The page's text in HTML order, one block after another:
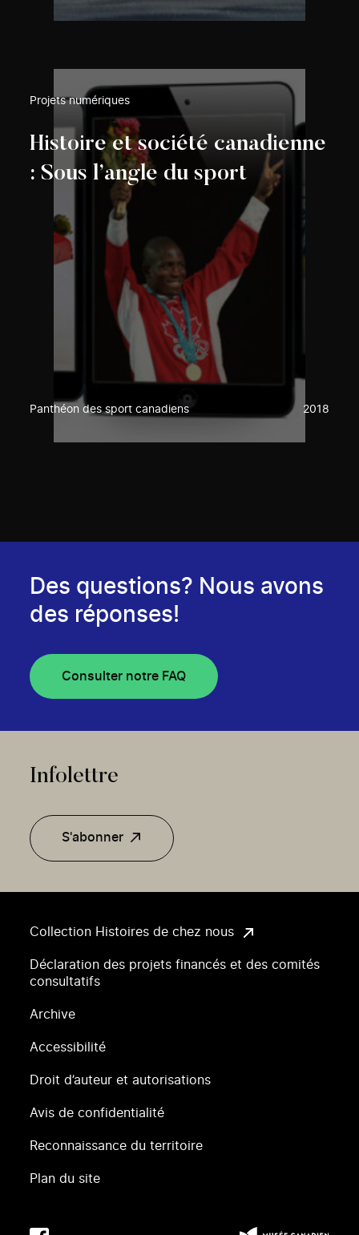
Projets numériques
Histoire et société canadienne
: Sous l’angle du sport
Panthéon des sport canadiens 2018
Collection Histoires de chez nous
Déclaration des projets financés et des comités
consultatifs
Archive
Accessibilité
Droit d’auteur et autorisations
Avis de confidentialité
Reconnaissance du territoire
Plan du site
Des questions? Nous avons
des réponses!
Consulter notre FAQ
Infolettre
S'abonner